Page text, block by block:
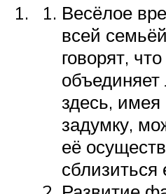
Весёлое
всей
говорят,
здесь,
задумку,
её